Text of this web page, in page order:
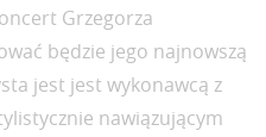
Grzegorza
będzie jego najnowszą
jest jest wykonawcą z
nawiązującym